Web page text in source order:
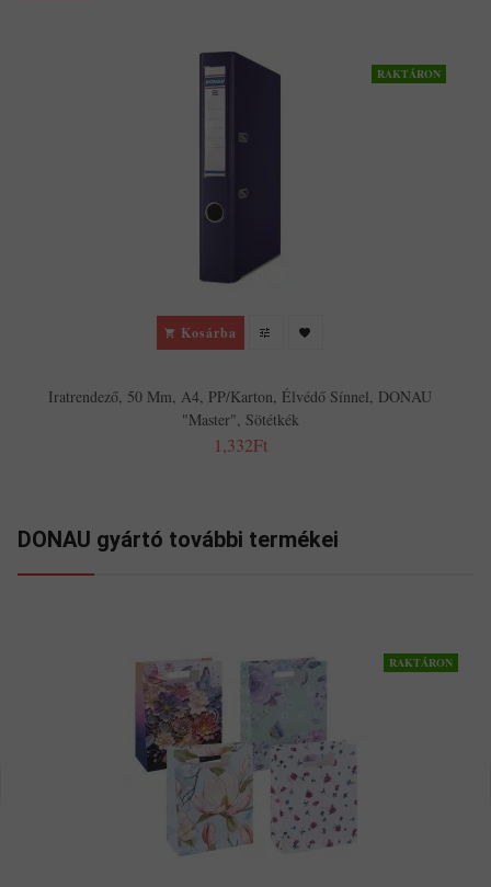
RAKTÁRON
Kosárba
Iratrendező, 50 Mm, A4, PP/karton, Élvédő Sínnel, DONAU
"Master", Sötétkék
1,332Ft
DONAU gyártó további termékei
RAKTÁRON